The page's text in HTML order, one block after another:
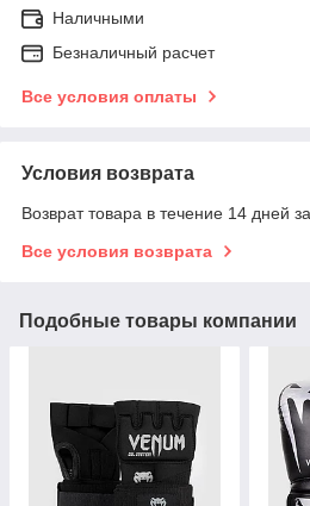
Наличными
Безналичный расчет
Все условия оплаты
Условия возврата
Возврат товара в течение 14 дней
Все условия возврата
Подобные товары компании